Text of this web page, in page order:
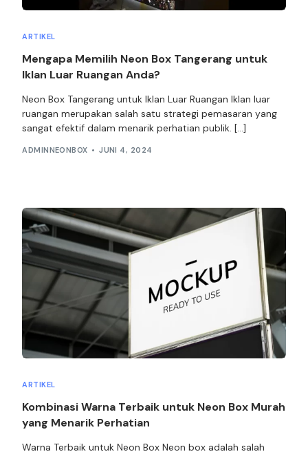
ARTIKEL
Mengapa Memilih Neon Box Tangerang untuk
Iklan Luar Ruangan Anda?
Neon Box Tangerang untuk Iklan Luar Ruangan Iklan luar
ruangan merupakan salah satu strategi pemasaran yang
sangat efektif dalam menarik perhatian publik. […]
ADMINNEONBOX JUNI 4, 2024
ARTIKEL
Kombinasi Warna Terbaik untuk Neon Box Murah
yang Menarik Perhatian
Warna Terbaik untuk Neon Box Neon box adalah salah